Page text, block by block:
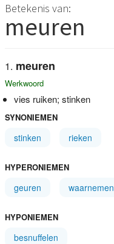
Betekenis van:
meuren
meuren
Werkwoord
vies ruiken; stinken
SYNONIEMEN
stinken rieken
HYPERONIEMEN
geuren waarnemen
HYPONIEMEN
besnuffelen